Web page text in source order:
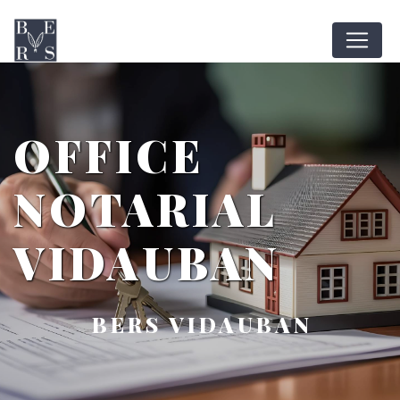
OFFICE
NOTARIAL
VIDAUBAN
BERS VIDAUBAN